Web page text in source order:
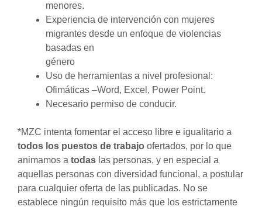
menores.
Experiencia de intervención con mujeres
migrantes desde un enfoque de violencias
basadas en
género
Uso de herramientas a nivel profesional:
Ofimáticas –Word, Excel, Power Point.
Necesario permiso de conducir.
*MZC intenta fomentar el acceso libre e igualitario a
todos los puestos de trabajo ofertados, por lo que
animamos a todas las personas, y en especial a
aquellas personas con diversidad funcional, a postular
para cualquier oferta de las publicadas. No se
establece ningún requisito más que los estrictamente